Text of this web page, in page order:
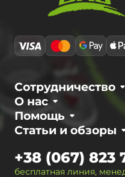
О нас
Сотрудничество
Статьи и обзоры
Помощь
бесплатная линия,
+38 (067) 823